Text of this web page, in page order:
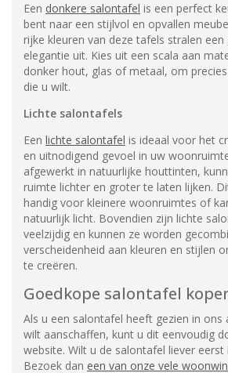
Een donkere salontafel is een perfect
bent naar een stijlvol en opvallen
rijke kleuren van deze tafels stralen een
elegantie uit. Kies uit een scala aan
donker hout, glas of metaal, om
die u wilt.
Lichte salontafels
Een lichte salontafel is ideaal voor het
en uitnodigend gevoel in uw
afgewerkt in natuurlijke houttinten,
ruimte lichter en groter te laten lijken.
handig voor kleinere woonruimtes of
natuurlijk licht. Bovendien zijn lichte
veelzijdig en kunnen ze worden
verscheidenheid aan kleuren en stijlen
te creëren.
Goedkope salontafel
Als u een salontafel heeft gezien in ons
wilt aanschaffen, kunt u dit eenvoudig
website. Wilt u de salontafel liever eerst
Bezoek dan een van onze vele